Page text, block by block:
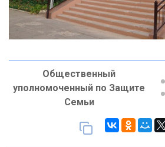
Общественный
уполномоченный по Защите
Семьи